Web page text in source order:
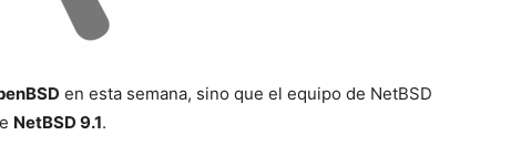
en esta semana, sino que el equipo de NetBSD
NetBSD 9.1.